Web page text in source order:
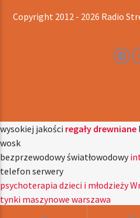
Copyright 2012 - 2026 Radio
wysokiej jakości regały drewniane
wosk
bezprzewodowy światłowodowy
telefon serwery
psychoterapia dzieci i młodzieży
tynki maszynowe warszawa
przyjdź zobacz witaj w naszym